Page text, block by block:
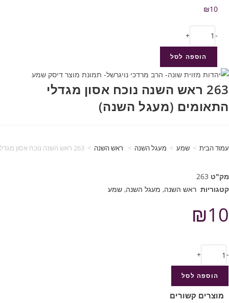
₪10
-
+
הוספה לסל
263 ראש השנה נוכח אסון מגדלי
התאומים (מעגל השנה)
עמוד הבית > שמע > מעגל השנה > ראש השנה > 263 ראש השנה נוכח אסון מגדלי התאומים (מעגל השנה)
מק"ט 263
קטגוריות ראש השנה, מעגל השנה, שמע
₪10
-
+
הוספה לסל
מוצרים קשורים